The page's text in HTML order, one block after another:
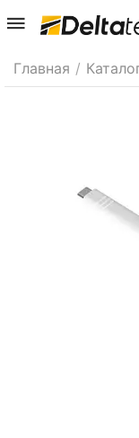
Главная /